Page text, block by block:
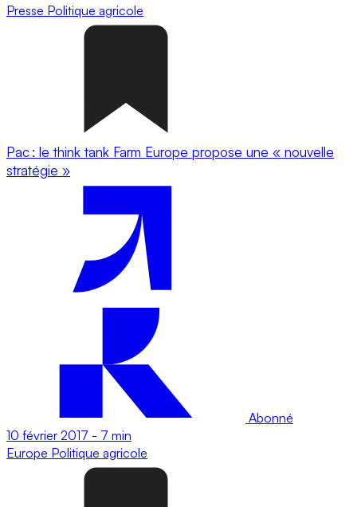
Presse Politique agricole
Pac : le think tank Farm Europe propose une « nouvelle
stratégie »
Abonné
10 février 2017 - 7 min
Europe Politique agricole